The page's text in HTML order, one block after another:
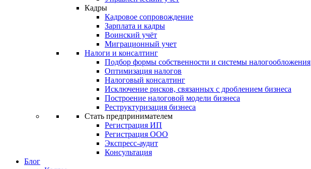
Кадры
Кадровое сопровождение
Зарплата и кадры
Воинский учёт
Миграционный учет
Налоги и консалтинг
Подбор формы собственности и системы налогообложения
Оптимизация налогов
Налоговый консалтинг
Исключение рисков, связанных с дроблением бизнеса
Построение налоговой модели бизнеса
Реструктуризация бизнеса
Стать предпринимателем
Регистрация ИП
Регистрация ООО
Экспресс-аудит
Консультация
Блог